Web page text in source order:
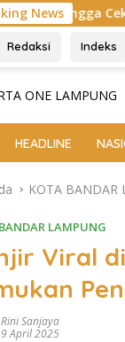
News
dan Senpi Dinas
Redaksi Indeks
HEADLINE
KOTA BANDAR
LAMPUNG
Viral
Rini Sanjaya
9 April 2025